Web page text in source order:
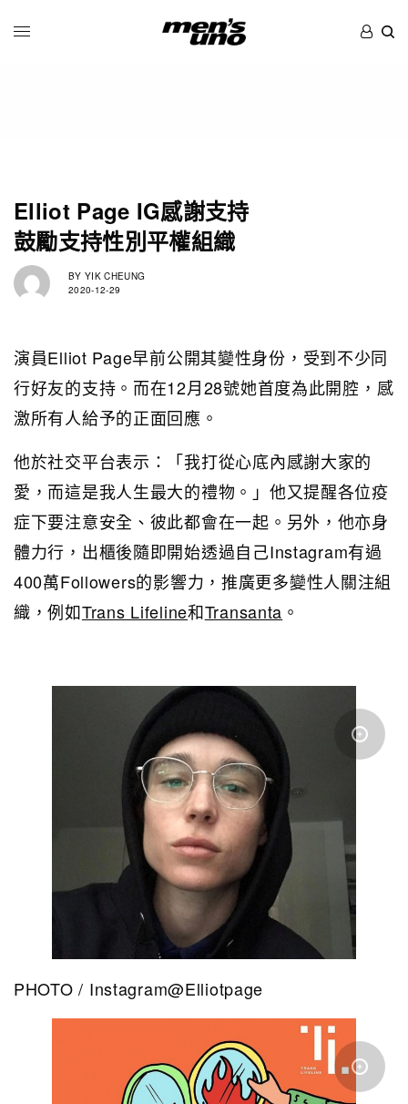
Elliot Page IG感謝支持
鼓勵支持性別平權組織
BY YIK CHEUNG
2020-12-29
演員Elliot Page早前公開其變性身份，受到不少同
行好友的支持。而在12月28號她首度為此開腔，感
激所有人給予的正面回應。
他於社交平台表示：「我打從心底內感謝大家的
愛，而這是我人生最大的禮物。」他又提醒各位疫
症下要注意安全、彼此都會在一起。另外，他亦身
體力行，出櫃後隨即開始透過自己Instagram有過
400萬Followers的影響力，推廣更多變性人關注組
織，例如Trans Lifeline和Transanta 。
PHOTO / Instagram@Elliotpage